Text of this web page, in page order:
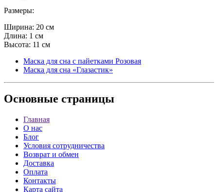
Размеры:
Ширина: 20 см
Длина: 1 см
Высота: 11 см
Маска для сна с пайетками Розовая
Маска для сна «Глазастик»
Основные страницы
Главная
О нас
Блог
Условия сотрудничества
Возврат и обмен
Доставка
Оплата
Контакты
Карта сайта